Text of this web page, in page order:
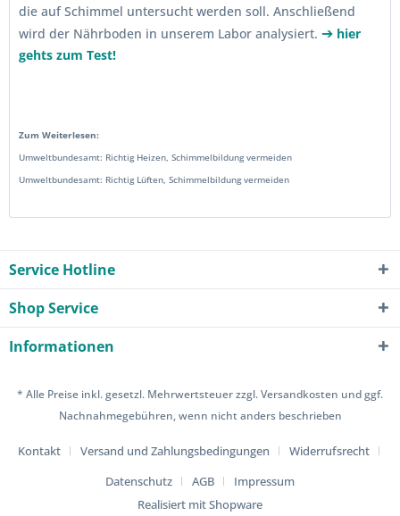
die auf Schimmel untersucht werden soll. Anschließend
wird der Nährboden in unserem Labor analysiert. ➔ hier
gehts zum Test!
Zum Weiterlesen:
Umweltbundesamt: Richtig Heizen, Schimmelbildung vermeiden
Umweltbundesamt: Richtig Lüften, Schimmelbildung vermeiden
Service Hotline
Shop Service
Informationen
* Alle Preise inkl. gesetzl. Mehrwertsteuer zzgl.Versandkosten und ggf.
Nachnahmegebühren, wenn nicht anders beschrieben
Kontakt Versand und Zahlungsbedingungen
Widerrufsrecht
Datenschutz
AGB
Impressum
Realisiert mit Shopware